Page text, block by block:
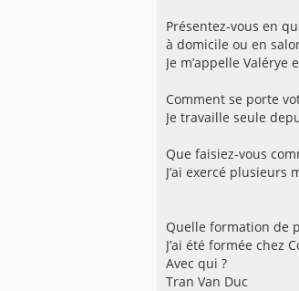
Présentez-vous en
à domicile ou en
Je m’appelle
Comment se porte
Je travaille seule
Que faisiez-vous
J’ai exercé plusieurs
Quelle formation de
J’ai été formée chez
Avec qui ?
Tran Van Duc